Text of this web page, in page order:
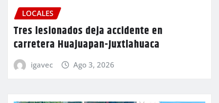
LOCALES
Tres lesionados deja accidente en
carretera Huajuapan-Juxtlahuaca
igavec Ago 3, 2026